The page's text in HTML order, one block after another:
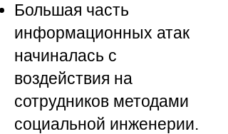
Большая часть
информационных атак
начиналась с
воздействия на
сотрудников методами
социальной инженерии.